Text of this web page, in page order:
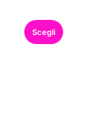
Scegli